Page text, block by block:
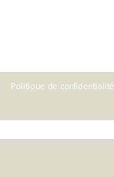
Politique de confidentialité